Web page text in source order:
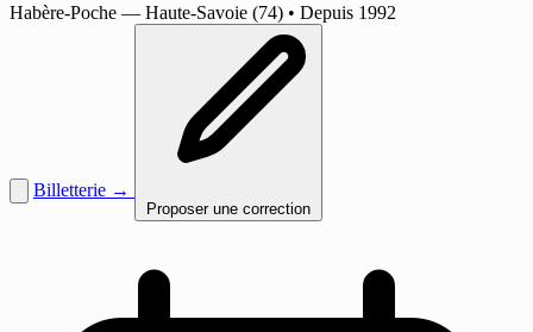
Habère-Poche — Haute-Savoie (74) • Depuis 1992
Billetterie →
Proposer une correction